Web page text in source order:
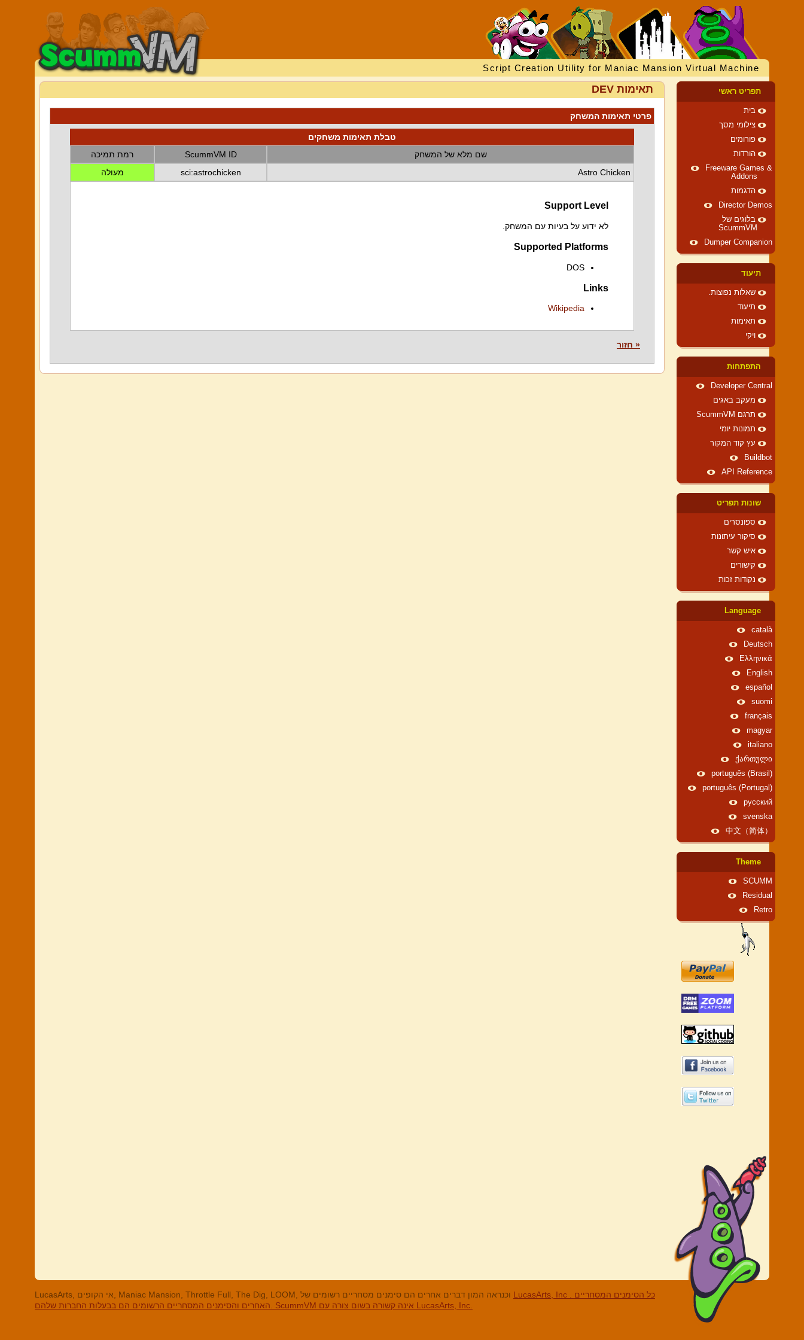
Script Creation Utility for Maniac Mansion Virtual Machine
תאימות DEV
פרטי תאימות המשחק
טבלת תאימות משחקים
שם מלא של המשחק
ScummVM ID
רמת תמיכה
Astro Chicken
sci:astrochicken מעולה
Support Level
לא ידוע על בעיות עם המשחק.
Supported Platforms
DOS
Links
Wikipedia
« חזור
תפריט ראשי
בית
צילומי מסך
פורומים
הורדות
Freeware Games &
Addons
הדגמות
Director Demos
בלוגים של
ScummVM
Dumper Companion
תיעוד
שאלות נפוצות.
תיעוד
תאימות
ויקי
התפתחות
Developer Central
מעקב באגים
תרגם ScummVM
תמונות יומי
עץ קוד המקור
Buildbot
API Reference
שונות תפריט
ספונסרים
סיקור עיתונות
איש קשר
קישורים
נקודות זכות
Language
català
Deutsch
Ελληνικά
English
español
suomi
français
magyar
italiano
ქართული
português (Brasil)
português (Portugal)
русский
svenska
中文（简体）
Theme
SCUMM
Residual
Retro
LucasArts, Inc . כל הסימנים המסחריים
האחרים והסימנים המסחריים הרשומים הם בבעלות החברות שלהם. ScummVM אינה קשורה בשום צורה עם LucasArts, Inc.